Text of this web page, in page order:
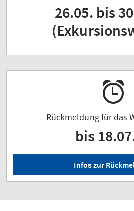
26.05. bis
Rückmeldung für das
bis
Infos zur